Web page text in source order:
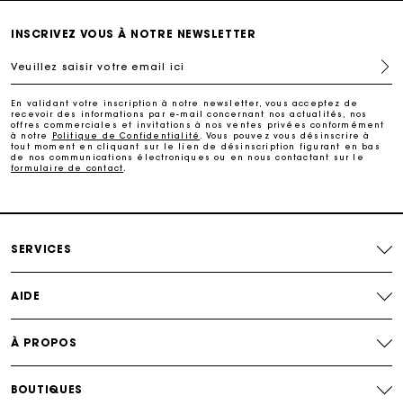
Livraison à domicile offerte sous 2 jours ouvrés
Echanges & Retours offerts
INSCRIVEZ VOUS À NOTRE NEWSLETTER
Veuillez saisir votre email ici
En validant votre inscription à notre newsletter, vous acceptez de
recevoir des informations par e-mail concernant nos actualités, nos
offres commerciales et invitations à nos ventes privées conformément
à notre
Politique de Confidentialité
. Vous pouvez vous désinscrire à
tout moment en cliquant sur le lien de désinscription figurant en bas
de nos communications électroniques ou en nous contactant sur le
formulaire de contact
SERVICES
AIDE
À PROPOS
BOUTIQUES